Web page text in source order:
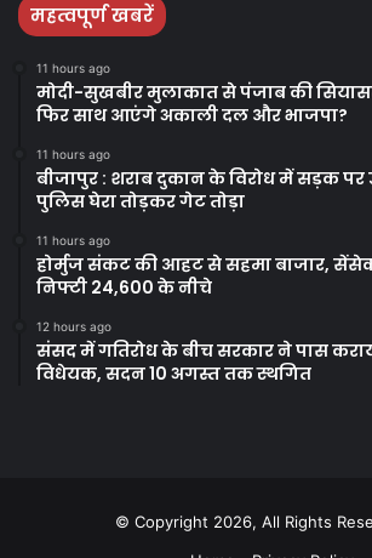
महत्वपूर्ण खबरें
11 hours ago
मोदी-सुखबीर मुलाकात से पंजाब की
फिर साथ आएंगे अकाली दल और भाजपा?
11 hours ago
बीजापुर : शराब दुकान के विरोध में सड़क पर
पुलिस घेरा तोड़कर गेट तोड़ा
11 hours ago
होर्मुज संकट की आहट से सहमा बाजार,
निफ्टी 24,600 के नीचे
12 hours ago
संसद में गतिरोध के बीच सरकार ने पास
विधेयक, सदन 10 अगस्त तक स्थगित
© Copyright 2026, All Rights